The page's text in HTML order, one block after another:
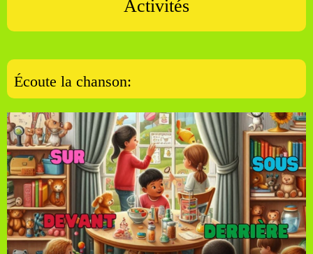
Activités
Écoute la chanson: